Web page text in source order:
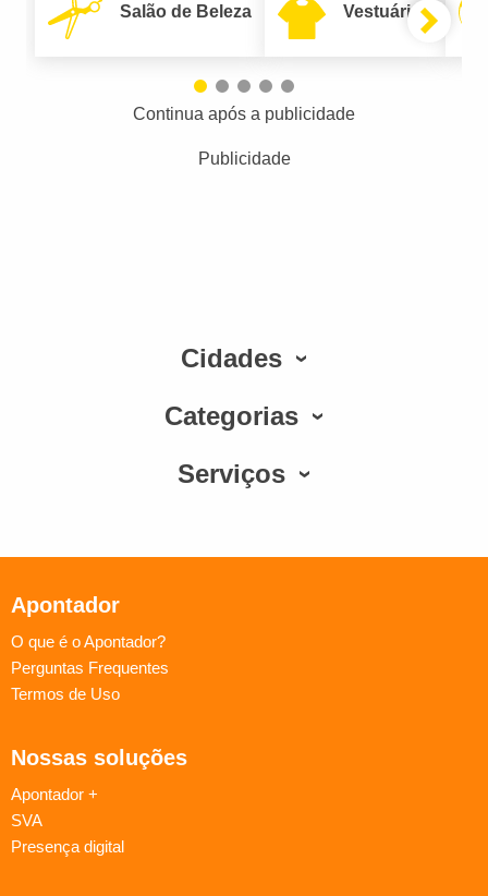
Salão de Beleza Vestuário
Continua após a publicidade
Publicidade
Cidades
Categorias
Serviços
Apontador
O que é o Apontador?
Perguntas Frequentes
Termos de Uso
Nossas soluções
Apontador +
SVA
Presença digital